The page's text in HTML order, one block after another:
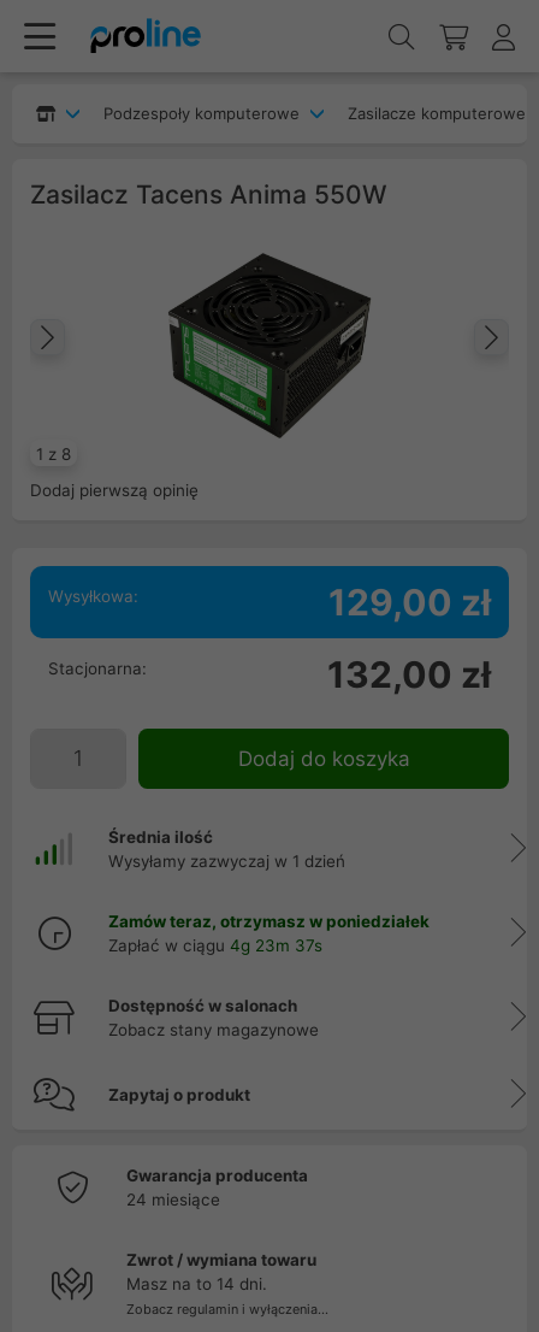
Podzespoły komputerowe Zasilacze komputerowe
Zasilacz Tacens Anima 550W
1 z 8
Poprzedni
Dodaj pierwszą opinię
Wysyłkowa: 129,00 zł
Stacjonarna: 132,00 zł
Dodaj do koszyka
Średnia ilość
Wysyłamy zazwyczaj w 1 dzień
Zamów teraz, otrzymasz w poniedziałek
Zapłać w ciągu 4g 23m 36s
Dostępność w salonach
Zobacz stany magazynowe
Zapytaj o produkt
Gwarancja producenta
24 miesiące
Zwrot / wymiana towaru
Masz na to 14 dni.
Zobacz regulamin i wyłączenia...